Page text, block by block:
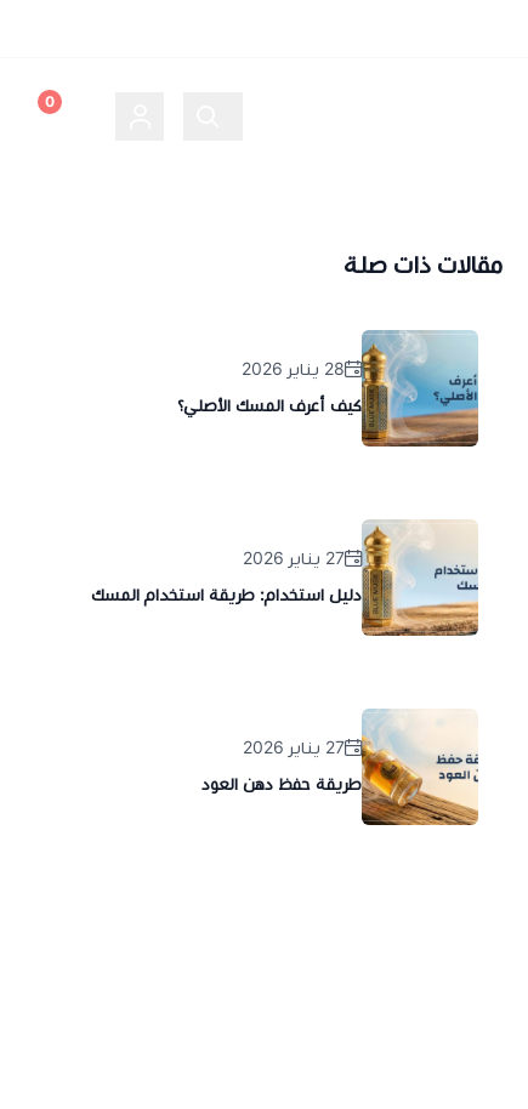
0
مقالات ذات صلة
28 يناير 2026
كيف أعرف المسك الأصلي؟
27 يناير 2026
دليل استخدام: طريقة استخدام المسك
27 يناير 2026
طريقة حفظ دهن العود